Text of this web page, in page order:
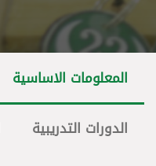
المعلومات الاساسية
الدورات التدريبية